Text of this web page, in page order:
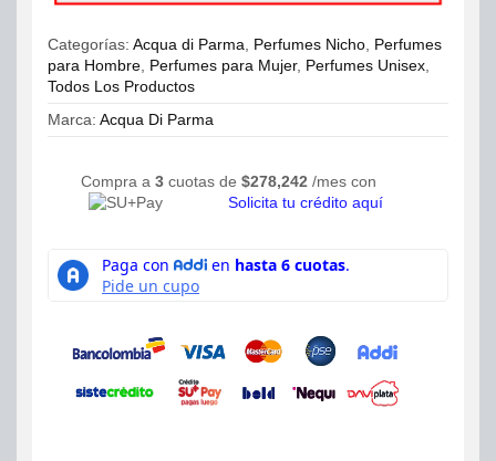
EDP
cantidad
Categorías: Acqua di Parma, Perfumes Nicho, Perfumes
para Hombre, Perfumes para Mujer, Perfumes Unisex,
Todos Los Productos
Marca: Acqua Di Parma
Compra a 3 cuotas de $278,242 /mes con
Solicita tu crédito aquí